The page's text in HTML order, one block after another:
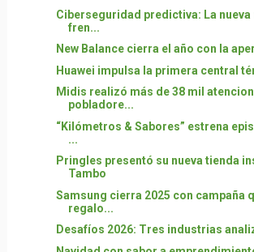
Ciberseguridad predictiva: La nueva
fren...
New Balance cierra el año con la
Huawei impulsa la primera central
Midis realizó más de 38 mil
pobladore...
“Kilómetros & Sabores” estrena
...
Pringles presentó su nueva tienda
Tambo
Samsung cierra 2025 con campaña
regalo...
Desafíos 2026: Tres industrias